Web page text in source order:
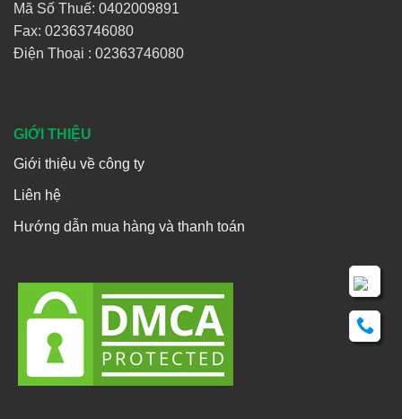
Mã Số Thuế: 0402009891
Fax: 02363746080
Điện Thoại : 02363746080
GIỚI THIỆU
Giới thiệu về công ty
Liên hệ
Hướng dẫn mua hàng và thanh toán